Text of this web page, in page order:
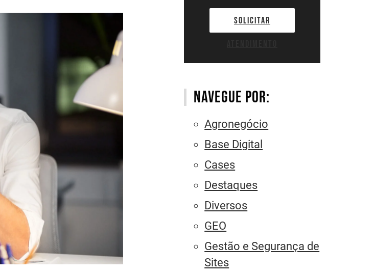
SOLICITAR
Navegue por:
Agronegócio
Base Digital
Cases
Destaques
Diversos
GEO
Gestão e Segurança de
Sites